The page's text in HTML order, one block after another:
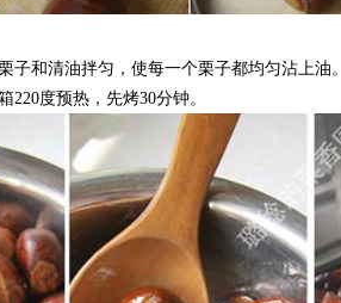
和清油拌匀，使每一个栗子都均匀沾上油。
度预热，先烤30分钟。